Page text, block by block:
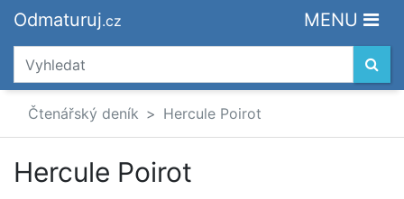
Odmaturuj.cz MENU
Čtenářský deník Hercule Poirot
Hercule Poirot